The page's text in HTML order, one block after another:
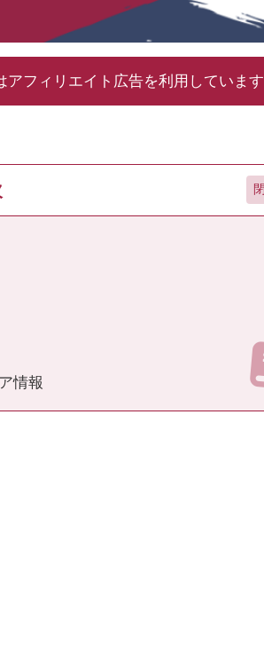
アフィリエイト広告を利用しています
情報